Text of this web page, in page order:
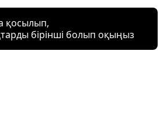
қосылып,
бірінші болып оқыңыз